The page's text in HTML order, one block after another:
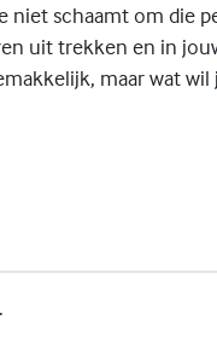
niet schaamt om die
uit trekken en in
maar wat wil